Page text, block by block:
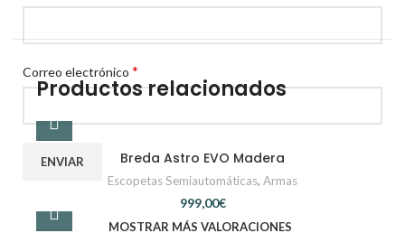
Correo electrónico *
MOSTRAR MÁS VALORACIONES
Productos relacionados
Breda Astro EVO Madera
Escopetas Semiautomáticas, Armas
€